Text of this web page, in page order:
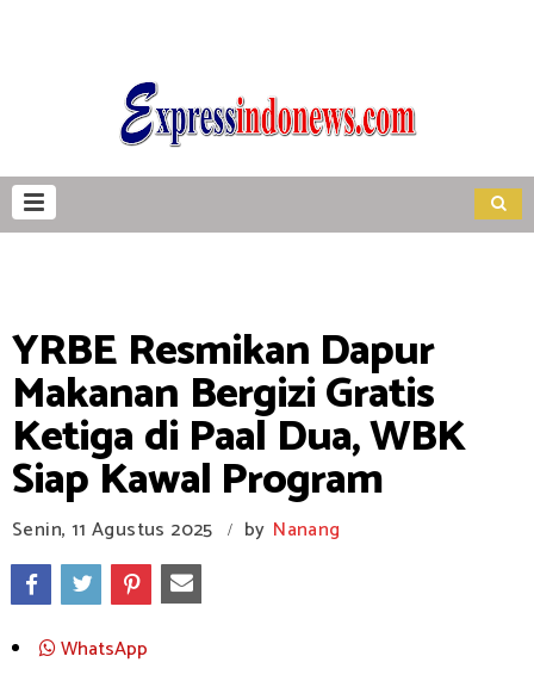
YRBE Resmikan Dapur
Makanan Bergizi Gratis
Ketiga di Paal Dua, WBK
Siap Kawal Program
Senin, 11 Agustus 2025 / by Nanang
WhatsApp